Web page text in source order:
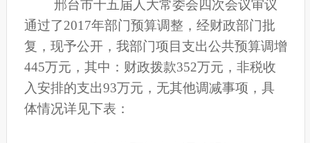
邢台市十五届人大常委会四次会议审议
通过了2017年部门预算调整，经财政部门批
复，现予公开，我部门项目支出公共预算调增
445万元，其中：财政拨款352万元，非税收
入安排的支出93万元，无其他调减事项，具
体情况详见下表：